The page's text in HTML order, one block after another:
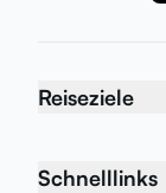
Reiseziele
Schnelllinks